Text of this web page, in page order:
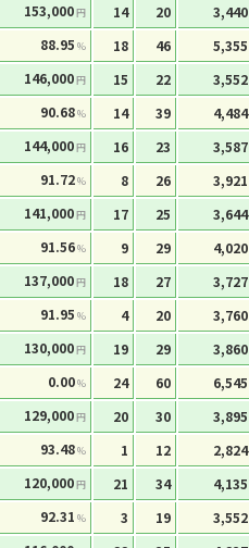
153,000円 14 20
3,440
88.95 % 18 46
5,355
146,000円 15 22
3,552
90.68% 14 39
4,484
144,000円 16 23
3,587
91.72% 8 26
3,921
141,000円 17 25
3,644
91.56% 9 29
4,020
137,000円 18 27
3,727
91.95 % 4 20
3,760
130,000円 19 29
3,860
0.00% 24 60
6,545
129,000円 20 30
3,895
93.48% 1 12
2,824
120,000円 21 34
4,135
92.31 % 3 19
3,552